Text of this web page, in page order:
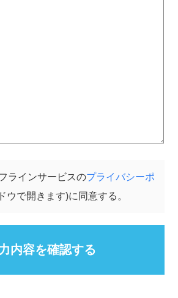
ラインサービスのプライバシーポ
ウで開きます)に同意する。